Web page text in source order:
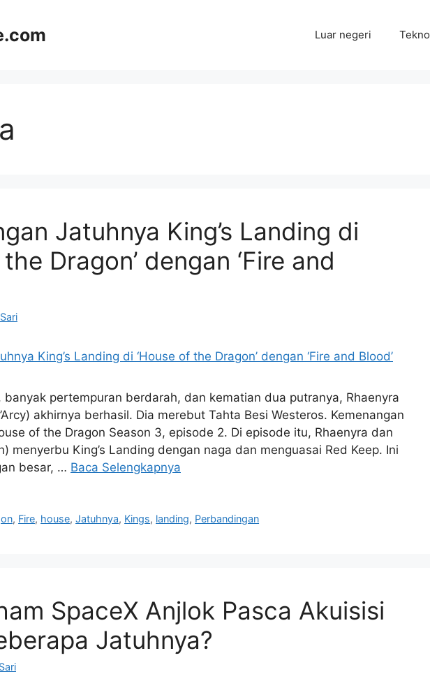
Luar negeri Tekno
Jatuhnya King’s Landing di
Dragon’ dengan ‘Fire and
banyak pertempuran berdarah, dan kematian dua putranya, Rhaenyra
akhirnya berhasil. Dia merebut Tahta Besi Westeros. Kemenangan
of the Dragon Season 3, episode 2. Di episode itu, Rhaenyra dan
menyerbu King’s Landing dengan naga dan menguasai Red Keep. Ini
besar, … Baca Selengkapnya
, Fire, house,Jatuhnya, Kings, landing, Perbandingan
SpaceX Anjlok Pasca Akuisisi
Jatuhnya?